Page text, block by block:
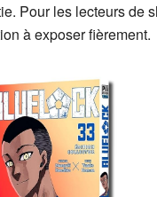
Pour les lecteurs de
à exposer fièrement.